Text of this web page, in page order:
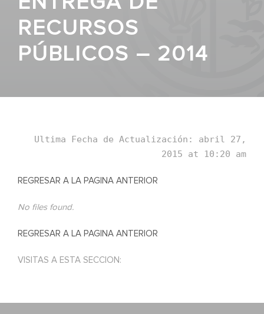
RECURSOS
PÚBLICOS – 2014
Ultima Fecha de Actualización: abril 27,
2015 at 10:20 am
REGRESAR A LA PAGINA ANTERIOR
No files found.
REGRESAR A LA PAGINA ANTERIOR
VISITAS A ESTA SECCION: